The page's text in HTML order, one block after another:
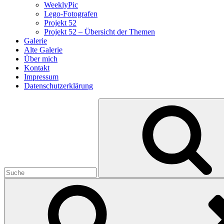
WeeklyPic
Lego-Fotografen
Projekt 52
Projekt 52 – Übersicht der Themen
Galerie
Alte Galerie
Über mich
Kontakt
Impressum
Datenschutzerklärung